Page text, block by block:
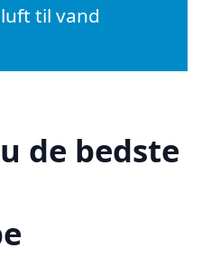
til vand
de bedste